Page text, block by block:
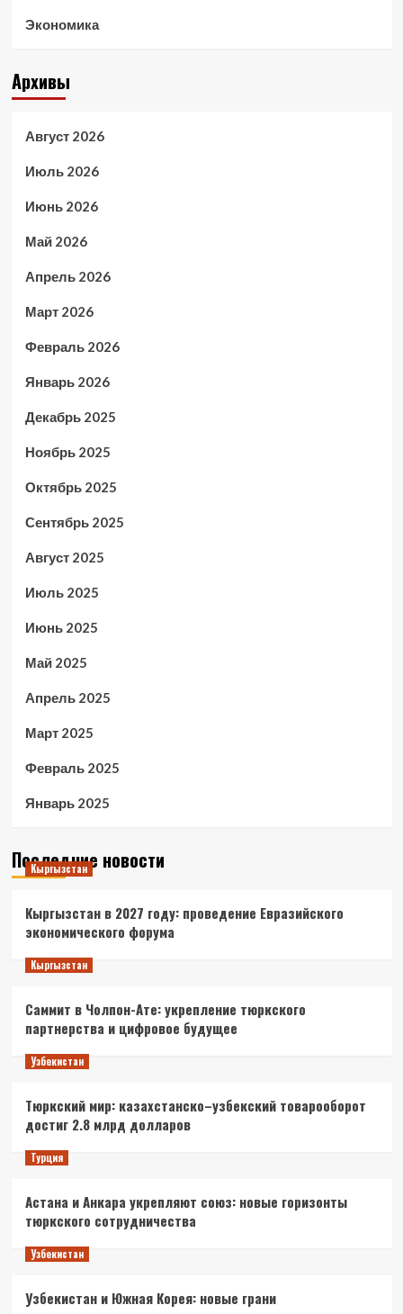
Экономика
Архивы
Август 2026
Июль 2026
Июнь 2026
Май 2026
Апрель 2026
Март 2026
Февраль 2026
Январь 2026
Декабрь 2025
Ноябрь 2025
Октябрь 2025
Сентябрь 2025
Август 2025
Июль 2025
Июнь 2025
Май 2025
Апрель 2025
Март 2025
Февраль 2025
Январь 2025
Последние новости
Кыргызстан
Кыргызстан в 2027 году: проведение Евразийского
экономического форума
Кыргызстан
Саммит в Чолпон-Ате: укрепление тюркского
партнерства и цифровое будущее
Узбекистан
Тюркский мир: казахстанско–узбекский товарооборот
достиг 2.8 млрд долларов
Турция
Астана и Анкара укрепляют союз: новые горизонты
тюркского сотрудничества
Узбекистан
Узбекистан и Южная Корея: новые грани